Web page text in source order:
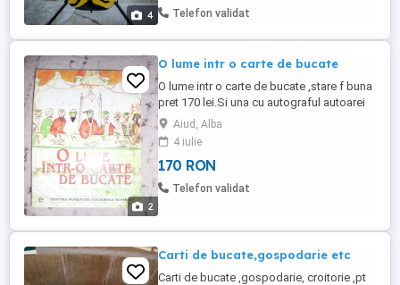
4
Nut Type - Locking Neck Contour - GL
Telefon validat
2
O lume intr o carte de bucate
O lume intr o carte de bucate ,stare f buna
pret 170 lei.Si una cu autograful autoarei
la pretul de 500 lei .pt colet 33 lei transp se
achita in avans
Aiud, Alba
4 iulie
170 RON
Telefon validat
Carti de bucate,gospodarie etc
Carti de bucate ,gospodarie, croitorie ,pt